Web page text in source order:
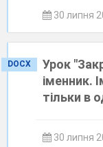
30 липня
DOCX
Урок
іменник.
тільки в
30 липня